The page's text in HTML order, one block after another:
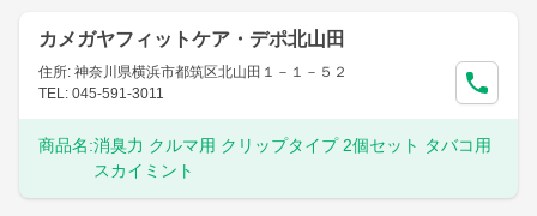
カメガヤフィットケア・デポ北山田
住所: 神奈川県横浜市都筑区北山田１－１－５２
TEL: 045-591-3011
商品名:消臭力 クルマ用 クリップタイプ 2個セット タバコ用
スカイミント